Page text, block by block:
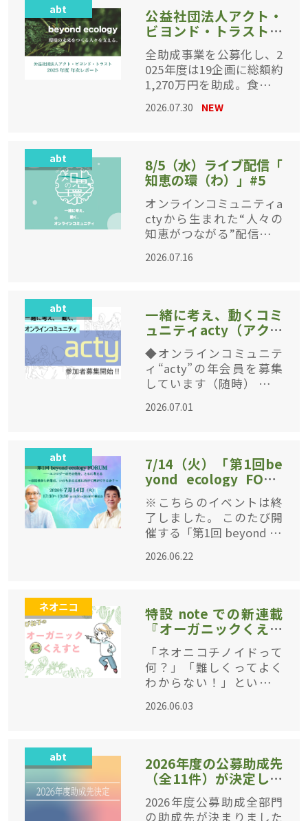
公益社団法人アクト・
ビヨンド・トラスト、
認定後初の年次レポー
トを公開
全助成事業を公募化し、2
025年度は19企画に総額約
1,270万円を助成。食・農
・未来世代をめぐる市民
一冊に
2026.07.30 NEW
abt
8/5（水）ライブ配信「
知恵の環（わ）」#5
オンラインコミュニティa
ctyから生まれた“人々の
知恵がつながる”配信イベ
の第5回を開催します。ac
いと感じる“推し”をゲス
トに招
2026.07.16
abt
一緒に考え、動くコミ
ュニティacty（アクテ
ィ）年会員募集中！！
◆オンラインコミュニテ
ィ“acty”の年会員を募集
しています（随時） 公正
りたい――。そのために私た
な問題意識
2026.07.01
abt
7/14（火）「第1回be
yond ecology FORU
M ――エコロジーのその先
を、ともに考える」～
市民社会と企業は、い
のちある未来に向けて
何ができるか？～
※こちらのイベントは終
了しました。 このたび開
催する「第1回 beyond ec
の新しいコンセプトの発
、多様な立場の
2026.06.22
abt
特設 note での新連載
『オーガニックくえす
と』更新中！
「ネオニコチノイドって
何？」「難しくってよく
わからない！」というみ
と一緒に、探求の旅に出
えすと』では、びお子さ
んが専
2026.06.03
ネオニコ
2026年度の公募助成先
（全11件）が決定しま
した！
2026年度公募助成全部門
の助成先が決まりました
abt